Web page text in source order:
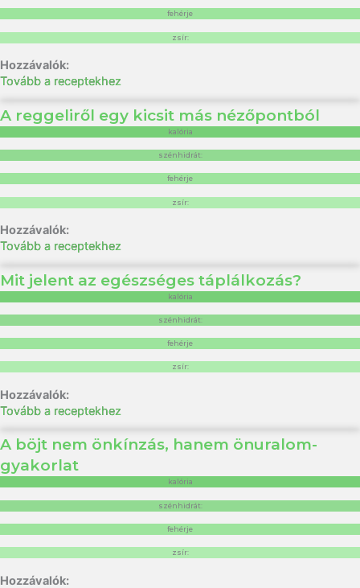
fehérje
zsír:
Tovább a receptekhez
A reggeliről egy kicsit más nézőpontból
kalória
szénhidrát:
fehérje
zsír:
Tovább a receptekhez
Mit jelent az egészséges táplálkozás?
kalória
szénhidrát:
fehérje
zsír:
Tovább a receptekhez
A böjt nem önkínzás, hanem önuralom-
gyakorlat
kalória
szénhidrát:
fehérje
zsír: